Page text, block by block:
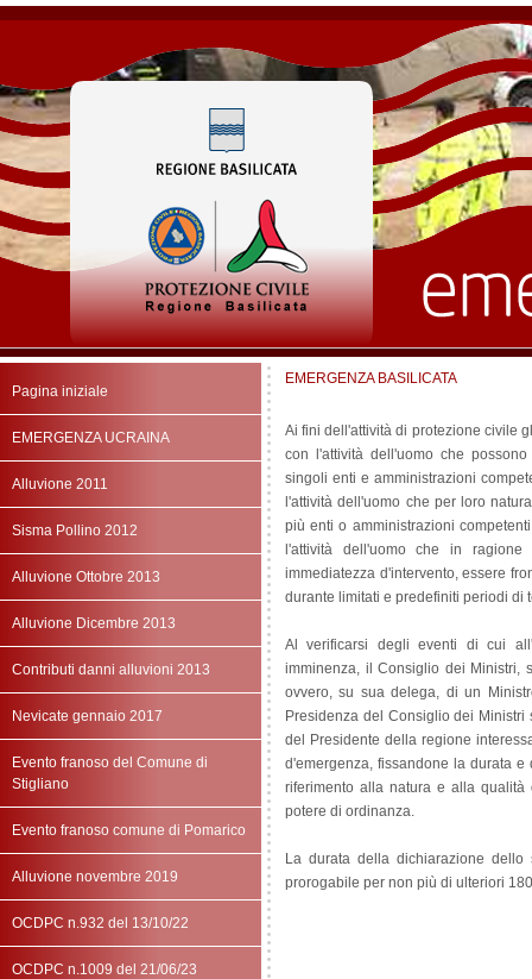
Pagina iniziale
EMERGENZA UCRAINA
Alluvione 2011
Sisma Pollino 2012
Alluvione Ottobre 2013
Alluvione Dicembre 2013
Contributi danni alluvioni 2013
Nevicate gennaio 2017
Evento franoso del Comune di
Stigliano
Evento franoso comune di Pomarico
Alluvione novembre 2019
OCDPC n.932 del 13/10/22
OCDPC n.1009 del 21/06/23
EMERGENZA BASILICATA
Ai fini dell'attività di protezione civile
con l'attività dell'uomo che
singoli enti e amministrazioni
l'attività dell'uomo che per loro
più enti o amministrazioni
l'attività dell'uomo che in
immediatezza d'intervento, essere
durante limitati e predefiniti periodi di
Al verificarsi degli eventi di cui
imminenza, il Consiglio dei Ministri,
ovvero, su sua delega, di un
Presidenza del Consiglio dei
del Presidente della regione
d'emergenza, fissandone la durata
riferimento alla natura e alla
potere di ordinanza.
La durata della dichiarazione
prorogabile per non più di ulteriori